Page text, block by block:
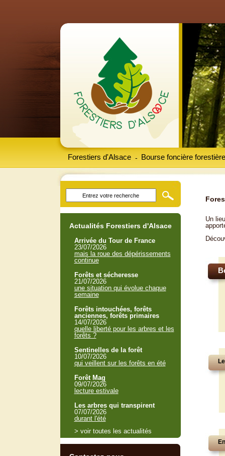
Forestiers d'Alsace Bourse foncière forestière
-
Un
Actualités Forestiers d'Alsace
Arrivée du Tour de France
23/07/2026
mais la roue des dépérissements
continue
Forêts et sécheresse
21/07/2026
une situation qui évolue chaque
semaine
Forêts intouchées, forêts
anciennes, forêts primaires
14/07/2026
quelle liberté pour les arbres et les
forêts ?
Sentinelles de la forêt
10/07/2026
qui veillent sur les forêts en été
Forêt Mag
09/07/2026
lecture estivale
Les arbres qui transpirent
07/07/2026
durant l'été
> voir toutes les actualités